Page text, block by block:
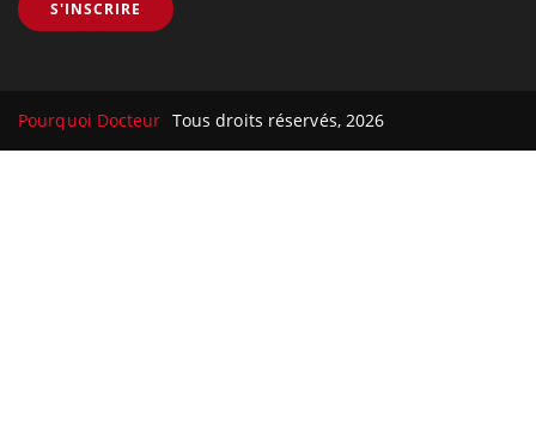
S'INSCRIRE
Pourquoi Docteur Tous droits réservés, 2026